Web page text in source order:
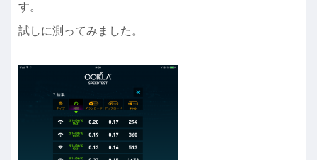
す。
試しに測ってみました。